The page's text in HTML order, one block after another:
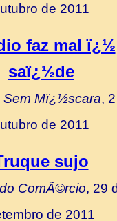
de 2011
faz mal ï¿½
saï¿½de
Mï¿½scara,
de 2011
sujo
ComÃ©rcio, 29
de 2011